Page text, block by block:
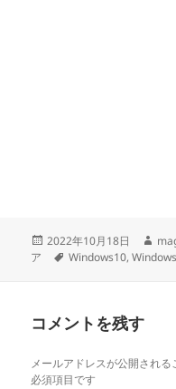
投
稿
2022年10月18日
作
成
ア
タ
Windows10,
コメントを残す
メールアドレスが公開される
必須項目です